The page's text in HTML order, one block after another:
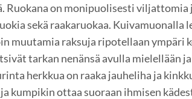
Ruokana on monipuolisesti viljattomia
sekä raakaruokaa. Kuivamuonalla
muutamia raksuja ripotellaan ympäri
tarkan nenänsä avulla mielellään
herkkua on raaka jauheliha ja
kumpikin ottaa suoraan ihmisen